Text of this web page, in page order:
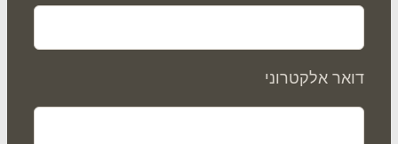
אלקטרוני